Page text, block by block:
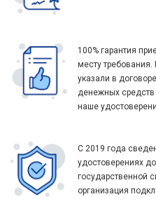
100% гарантия
месту
указали в
денежных средств
наше
С 2019 года
удостоверениях
государственной
организация